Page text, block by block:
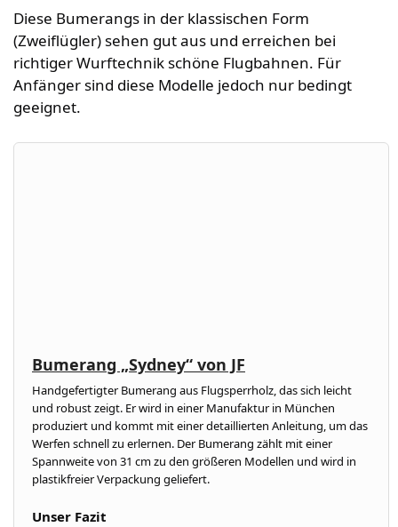
Diese Bumerangs in der klassischen Form
(Zweiflügler) sehen gut aus und erreichen bei
richtiger Wurftechnik schöne Flugbahnen. Für
Anfänger sind diese Modelle jedoch nur bedingt
geeignet.
Bumerang „Sydney“ von JF
Handgefertigter Bumerang aus Flugsperrholz, das sich leicht
und robust zeigt. Er wird in einer Manufaktur in München
produziert und kommt mit einer detaillierten Anleitung, um das
Werfen schnell zu erlernen. Der Bumerang zählt mit einer
Spannweite von 31 cm zu den größeren Modellen und wird in
plastikfreier Verpackung geliefert.
Unser Fazit